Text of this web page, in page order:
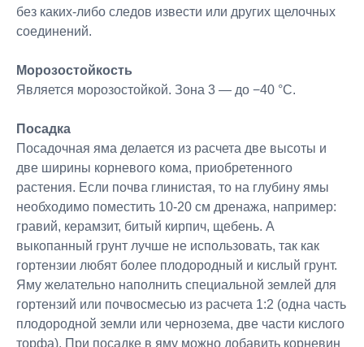
без каких-либо следов извести или других щелочных
соединений.
Морозостойкость
Является морозостойкой. Зона 3 — до −40 °C.
Посадка
Посадочная яма делается из расчета две высоты и
две ширины корневого кома, приобретенного
растения. Если почва глинистая, то на глубину ямы
необходимо поместить 10-20 см дренажа, например:
гравий, керамзит, битый кирпич, щебень. А
выкопанный грунт лучше не использовать, так как
гортензии любят более плодородный и кислый грунт.
Яму желательно наполнить специальной землей для
гортензий или почвосмесью из расчета 1:2 (одна часть
плодородной земли или чернозема, две части кислого
торфа). При посадке в яму можно добавить корневин